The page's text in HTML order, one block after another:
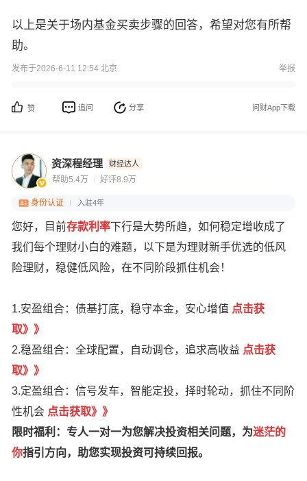
以上是关于场内基金买卖步骤的回答，希望对您有所帮
助。
发布于2026-6-11 12:54 北京 举报
赞 追问 分享 问财App下载
资深程经理 财经达人
帮助5.4万 好评8.9万
身份认证 入驻4年
您好，目前存款利率下行是大势所趋，如何稳定增收成了
我们每个理财小白的难题，以下是为理财新手优选的低风
险理财，稳健低风险，在不同阶段抓住机会！
1.安盈组合：债基打底，稳守本金，安心增值 点击获
取》 》
2.稳盈组合：全球配置，自动调仓，追求高收益 点击获
取》》
3.定盈组合：信号发车，智能定投，择时轮动，抓住不同阶
性机会 点击获取》》
限时福利：专人一对一为您解决投资相关问题，为迷茫的
你指引方向，助您实现投资可持续回报。